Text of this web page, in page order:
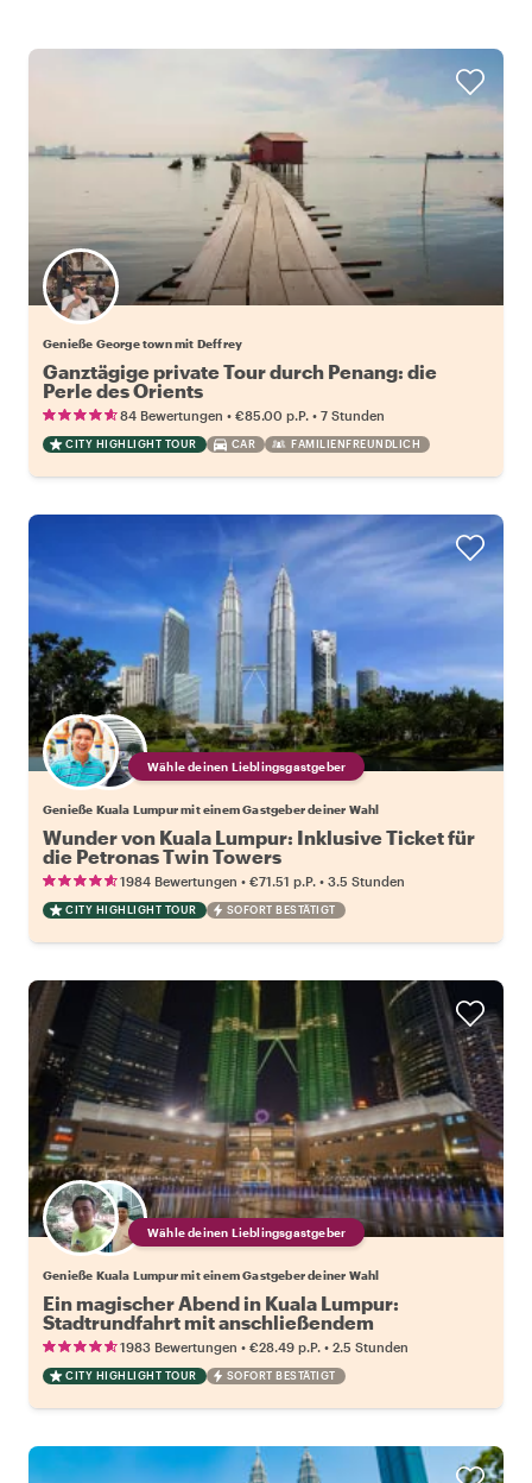
Genieße George town mit Deffrey
Ganztägige private Tour durch Penang: die
Perle des Orients
84 Bewertungen • €85.00 p.P. • 7 Stunden
CITY HIGHLIGHT TOUR CAR FAMILIENFREUNDLICH
Wähle deinen Lieblingsgastgeber
Genieße Kuala Lumpur mit einem Gastgeber deiner Wahl
Wunder von Kuala Lumpur: Inklusive Ticket für
die Petronas Twin Towers
1984 Bewertungen • €71.51 p.P. • 3.5 Stunden
CITY HIGHLIGHT TOUR SOFORT BESTÄTIGT
Wähle deinen Lieblingsgastgeber
Genieße Kuala Lumpur mit einem Gastgeber deiner Wahl
Ein magischer Abend in Kuala Lumpur:
Stadtrundfahrt mit anschließendem
Lichtspektakel1983 Bewertungen • €28.49 p.P. • 2.5 Stunden
CITY HIGHLIGHT TOUR SOFORT BESTÄTIGT